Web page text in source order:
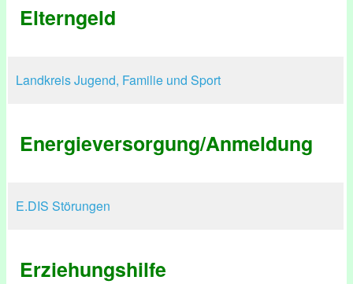
Elterngeld
Landkreis Jugend, Familie und Sport
Energieversorgung/Anmeldung
E.DIS Störungen
Erziehungshilfe